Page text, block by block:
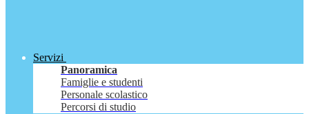
Servizi
Panoramica
Famiglie e studenti
Personale scolastico
Percorsi di studio